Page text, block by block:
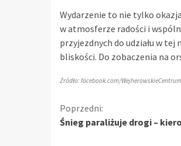
Wydarzenie to nie tylko
w atmosferze radości i
przyjezdnych do udziału w
bliskości. Do zobaczenia na
Źródło: facebook.com/
Kontynuuj
czytanie
Poprzedni:
Śnieg paraliżuje drogi –